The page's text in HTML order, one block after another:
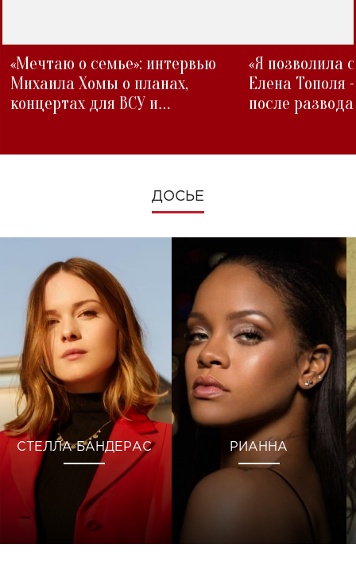
«Мечтаю о семье»: интервью
Михаила Хомы о планах,
концертах для ВСУ и
«Я позволила
Елена Тополя
после развода
ДОСЬЕ
СТЕЛЛА БАНДЕРАС РИАННА